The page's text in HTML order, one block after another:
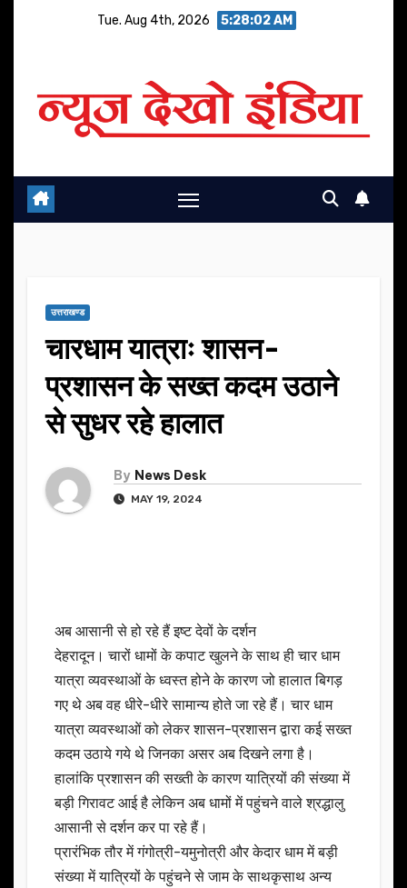
Tue. Aug 4th, 2026 5:28:03 AM
उत्तराखण्ड
चारधाम यात्राः शासन-
प्रशासन के सख्त कदम उठाने
से सुधर रहे हालात
By News Desk
MAY 19, 2024
अब आसानी से हो रहे हैं इष्ट देवों के दर्शन
देहरादून। चारों धामों के कपाट खुलने के साथ ही चार धाम
यात्रा व्यवस्थाओं के ध्वस्त होने के कारण जो हालात बिगड़
गए थे अब वह धीरे-धीरे सामान्य होते जा रहे हैं। चार धाम
यात्रा व्यवस्थाओं को लेकर शासन-प्रशासन द्वारा कई सख्त
कदम उठाये गये थे जिनका असर अब दिखने लगा है।
हालांकि प्रशासन की सख्ती के कारण यात्रियों की संख्या में
बड़ी गिरावट आई है लेकिन अब धामों में पहुंचने वाले श्रद्धालु
आसानी से दर्शन कर पा रहे हैं।
प्रारंभिक तौर में गंगोत्री-यमुनोत्री और केदार धाम में बड़ी
संख्या में यात्रियों के पहुंचने से जाम के साथकृसाथ अन्य